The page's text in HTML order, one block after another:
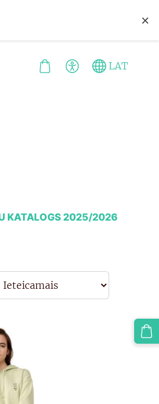
×
KATALOGS 2025/2026
LAT